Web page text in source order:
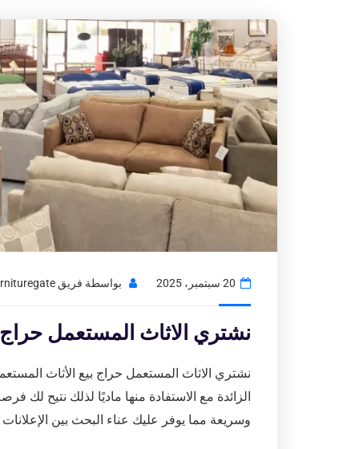
20 سبتمبر، 2025 بواسطة فريق Usedfurnituregate
نشتري الاثاث المستعمل حراج 97776408|شراء اثاث مستعمل
نشتري الاثاث المستعمل حراج بيع الأثاث
الزائدة مع الاستفادة منها ماديًا لذلك نتيح
وسريعة مما يوفر عليك عناء البحث بين